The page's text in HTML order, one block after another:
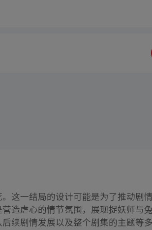
这一结局的设计可能是为了推动剧情
造虐心的情节氛围，展现捉妖师与
续剧情发展以及整个剧集的主题等